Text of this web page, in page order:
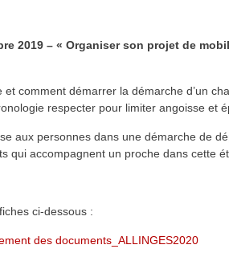
2019 – « Organiser son projet de
et comment démarrer la démarche d’un
respecter pour limiter angoisse et
aux personnes dans une démarche de
qui accompagnent un proche dans cette
ci-dessous :
des documents_ALLINGES2020